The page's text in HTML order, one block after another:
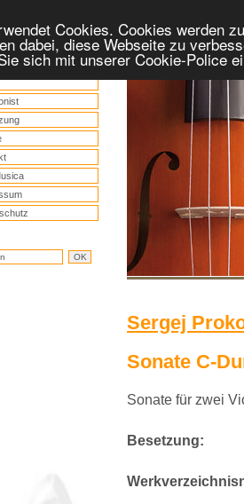
Cookies. Cookies werden
dabei, diese Webseite zu
sich mit unserer Cookie-Police
Sergej
Sonate C-
Sonate für zwei
Besetzung: